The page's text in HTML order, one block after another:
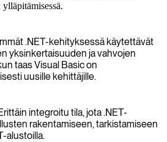
.NET-kehityksessä käytettävät
yksinkertaisuuden ja vahvojen
taas Visual Basic on
uusille kehittäjille.
integroitu tila, jota .NET-
rakentamiseen, tarkistamiseen
alustoilla.